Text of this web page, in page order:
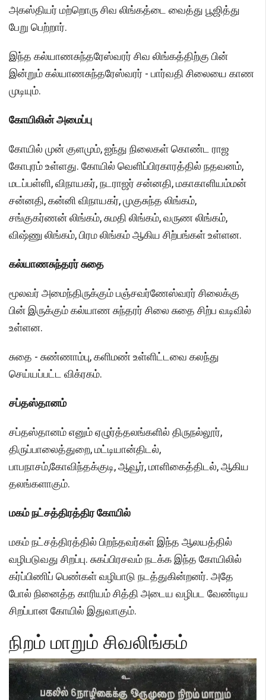
அகஸ்தியர் மற்றொரு சிவ லிங்கத்டை வைத்து பூஜித்து
பேறு பெற்றார்.
இந்த கல்யாணசுந்தரேஸ்வரர் சிவ லிங்கத்திற்கு பின்
இன்றும் கல்யாணசுந்தரேஸ்வரர் - பார்வதி சிலையை காண
முடியும்.
கோயிலின் அமைப்பு
கோயில் முன் குளமும், ஐந்து நிலைகள் கொண்ட ராஜ
கோபுரம் உள்ளது. கோயில் வெளிப்பிரகாரத்தில் நதவனம்,
மடப்பள்ளி, விநாயகர், நடராஜர் சன்னதி, மகாகாளியம்மன்
சன்னதி, கன்னி விநாயகர், முகுசுந்த லிங்கம்,
சங்குகர்ணன் லிங்கம், சுமதி லிங்கம், வருண லிங்கம்,
விஷ்ணு லிங்கம், பிரம லிங்கம் ஆகிய சிற்பங்கள் உள்ளன.
கல்யாணசுந்தரர் சுதை
மூலவர் அமைந்திருக்கும் பஞ்சவர்ணேஸ்வரர் சிலைக்கு
பின் இருக்கும் கல்யாண சுந்தரர் சிலை சுதை சிற்ப வடிவில்
உள்ளன.
சுதை - சுண்ணாம்பு, களிமண் உள்ளிட்டவை கலந்து
செய்யப்பட்ட விக்ரகம்.
சப்தஸ்தானம்
சப்தஸ்தானம் எனும் ஏழுர்த்தலங்களில் திருநல்லூர்,
திருப்பாலைத்துறை, மட்டியான்திடல்,
பாபநாசம்,கோவிந்தக்குடி, ஆவூர், மாளிகைத்திடல், ஆகிய
தலங்களாகும்.
மகம் நட்சத்திரத்திர கோயில்
மகம் நட்சத்திரத்தில் பிறந்தவர்கள் இந்த ஆலயத்தில்
வழிபடுவது சிறப்பு. சுகப்பிரசவம் நடக்க இந்த கோயிலில்
கர்ப்பிணிப் பெண்கள் வழிபாடு நடத்துகின்றனர். அதே
போல் நினைத்த காரியம் சித்தி அடைய வழிபட வேண்டிய
சிறப்பான கோயில் இதுவாகும்.
நிறம் மாறும் சிவலிங்கம்